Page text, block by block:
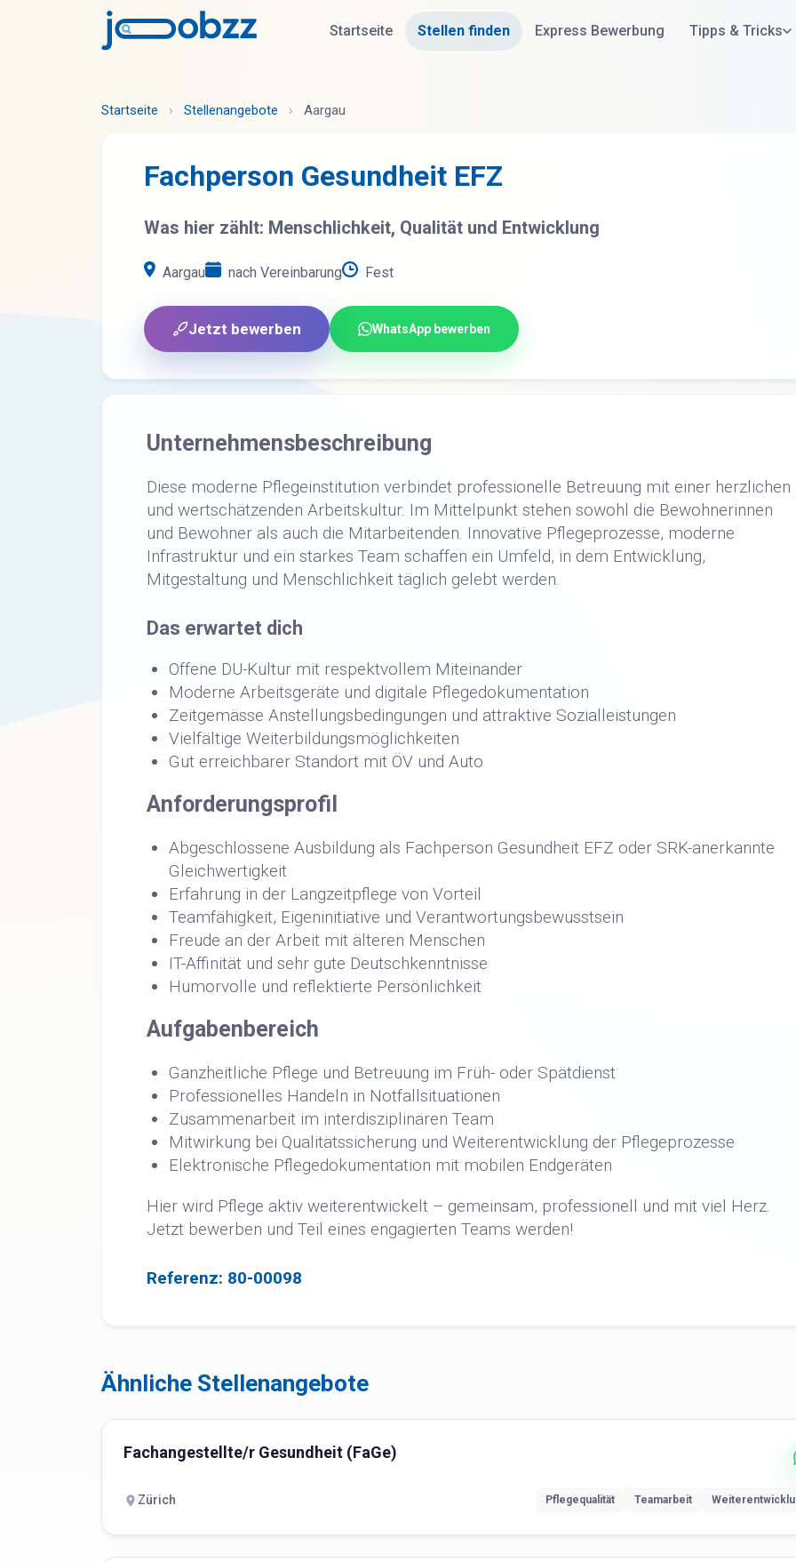
Startseite Stellen finden Express Bewerbung Tipps & Tricks
Startseite › Stellenangebote › Aargau
Fachperson Gesundheit EFZ
Was hier zählt: Menschlichkeit, Qualität und Entwicklung
Aargau nach Vereinbarung Fest
Jetzt bewerben WhatsApp bewerben
Unternehmensbeschreibung
Diese moderne Pflegeinstitution verbindet professionelle Betreuung mit einer herzlichen
und wertschätzenden Arbeitskultur. Im Mittelpunkt stehen sowohl die Bewohnerinnen
und Bewohner als auch die Mitarbeitenden. Innovative Pflegeprozesse, moderne
Infrastruktur und ein starkes Team schaffen ein Umfeld, in dem Entwicklung,
Mitgestaltung und Menschlichkeit täglich gelebt werden.
Das erwartet dich
Offene DU-Kultur mit respektvollem Miteinander
Moderne Arbeitsgeräte und digitale Pflegedokumentation
Zeitgemässe Anstellungsbedingungen und attraktive Sozialleistungen
Vielfältige Weiterbildungsmöglichkeiten
Gut erreichbarer Standort mit ÖV und Auto
Anforderungsprofil
Abgeschlossene Ausbildung als Fachperson Gesundheit EFZ oder SRK-anerkannte
Gleichwertigkeit
Erfahrung in der Langzeitpflege von Vorteil
Teamfähigkeit, Eigeninitiative und Verantwortungsbewusstsein
Freude an der Arbeit mit älteren Menschen
IT-Affinität und sehr gute Deutschkenntnisse
Humorvolle und reflektierte Persönlichkeit
Aufgabenbereich
Ganzheitliche Pflege und Betreuung im Früh- oder Spätdienst
Professionelles Handeln in Notfallsituationen
Zusammenarbeit im interdisziplinären Team
Mitwirkung bei Qualitätssicherung und Weiterentwicklung der Pflegeprozesse
Elektronische Pflegedokumentation mit mobilen Endgeräten
Hier wird Pflege aktiv weiterentwickelt – gemeinsam, professionell und mit viel Herz.
Jetzt bewerben und Teil eines engagierten Teams werden!
Referenz: 80-00098
Ähnliche Stellenangebote
Fachangestellte/r Gesundheit (FaGe)
Zürich Pflegequalität Teamarbeit